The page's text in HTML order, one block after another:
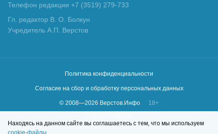
Телефон редакции +7 (3519) 279-733
Гл. редактор В. О. Болкун
Учредитель А.П. Верстов
Политика конфиденциальности
Согласие на сбор и обработку персональных данных
© 2008—2026 Верстов.Инфо
18+
Находясь на данном сайте вы соглашаетесь с тем, что мы используем
cookie-файлы